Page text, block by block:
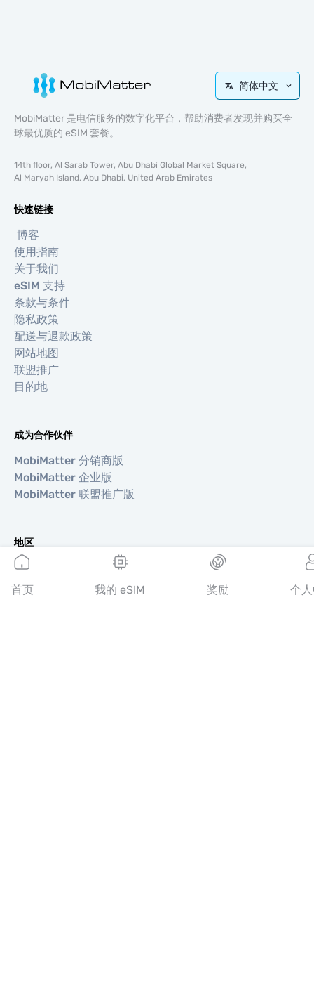
简体中文
MobiMatter 是电信服务的数字化平台，帮助消费者发现并购买全
球最优质的 eSIM 套餐。
14th floor, Al Sarab Tower, Abu Dhabi Global Market Square,
Al Maryah Island, Abu Dhabi, United Arab Emirates
快速链接
博客
使用指南
关于我们
eSIM 支持
条款与条件
隐私政策
配送与退款政策
网站地图
联盟推广
目的地
成为合作伙伴
MobiMatter 分销商版
MobiMatter 企业版
MobiMatter 联盟推广版
地区
欧洲 eSIM
亚洲 eSIM
首页 我的 eSIM 奖励 个